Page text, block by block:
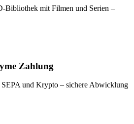
Bibliothek mit Filmen und Serien –
Zahlung
und Krypto – sichere Abwicklung